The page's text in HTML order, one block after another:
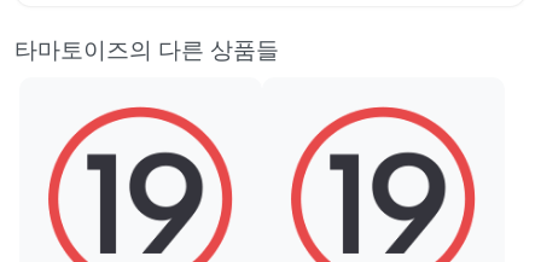
타마토이즈의 다른 상품들